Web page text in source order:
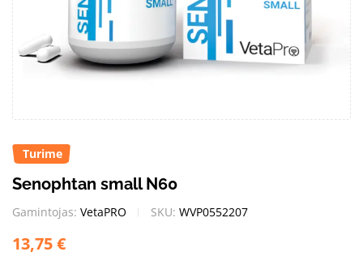
Turime
Senophtan small N60
Gamintojas: VetaPRO SKU: WVP0552207
13,75€